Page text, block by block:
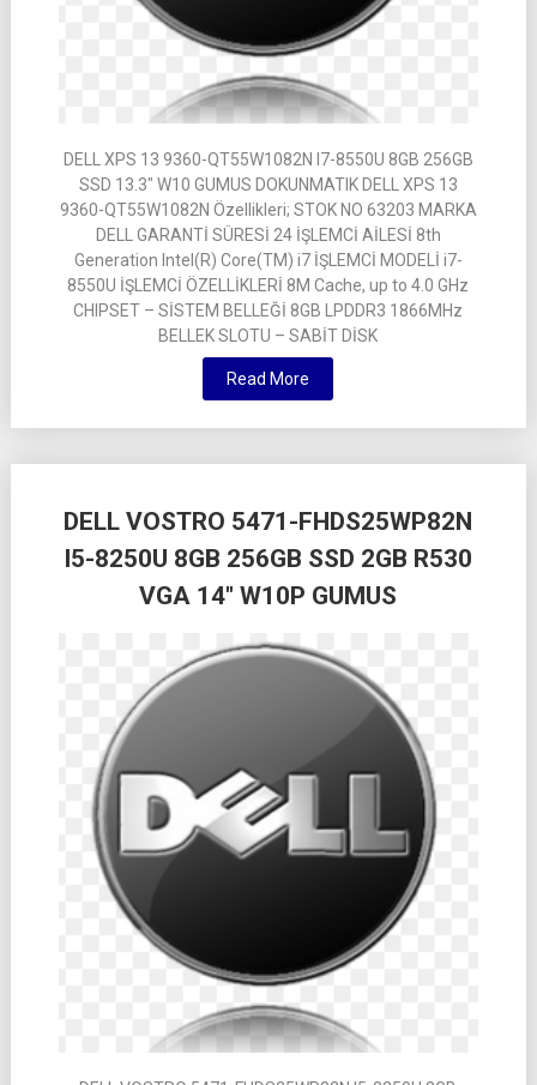
DELL XPS 13 9360-QT55W1082N I7-8550U 8GB 256GB
SSD 13.3″ W10 GUMUS DOKUNMATIK DELL XPS 13
9360-QT55W1082N Özellikleri; STOK NO 63203 MARKA
DELL GARANTİ SÜRESİ 24 İŞLEMCİ AİLESİ 8th
Generation Intel(R) Core(TM) i7 İŞLEMCİ MODELİ i7-
8550U İŞLEMCİ ÖZELLİKLERİ 8M Cache, up to 4.0 GHz
CHIPSET – SİSTEM BELLEĞİ 8GB LPDDR3 1866MHz
BELLEK SLOTU – SABİT DİSK
Read More
DELL VOSTRO 5471-FHDS25WP82N
I5-8250U 8GB 256GB SSD 2GB R530
VGA 14″ W10P GUMUS